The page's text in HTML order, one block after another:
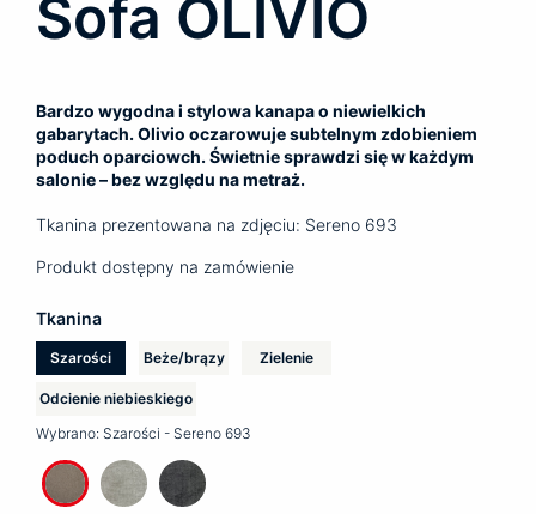
Sofa OLIVIO
Bardzo wygodna i stylowa kanapa o niewielkich
gabarytach. Olivio oczarowuje subtelnym zdobieniem
poduch oparciowch. Świetnie sprawdzi się w każdym
salonie – bez względu na metraż.
Tkanina prezentowana na zdjęciu: Sereno 693
Produkt dostępny na zamówienie
Tkanina
Szarości Beże/brązy Zielenie
Odcienie niebieskiego
Wybrano: Szarości - Sereno 693